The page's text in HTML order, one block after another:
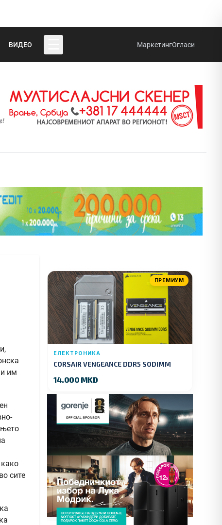
ВИДЕО МаркетингОгласи
им
сите
ПРЕМИУМ
ЕЛЕКТРОНИКА
CORSAIR VENGEANCE DDR5 SODIMM
32GB (2x16GB) DDR5 4800MT/s
14.000 MKD